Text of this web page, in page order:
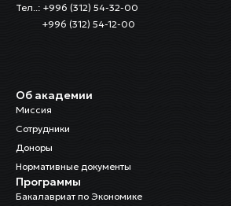
Тел..: +996 (312) 54-32-00
+996 (312) 54-12-00
Об академии
Миссия
Сотрудники
Доноры
Нормативные документы
Программы
Бакалавриат по Экономике